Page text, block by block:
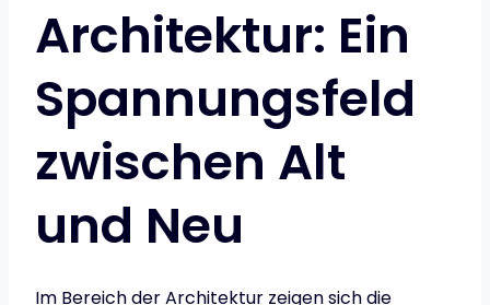
Architektur: Ein
Spannungsfeld
zwischen Alt
und Neu
Im Bereich der Architektur zeigen sich die